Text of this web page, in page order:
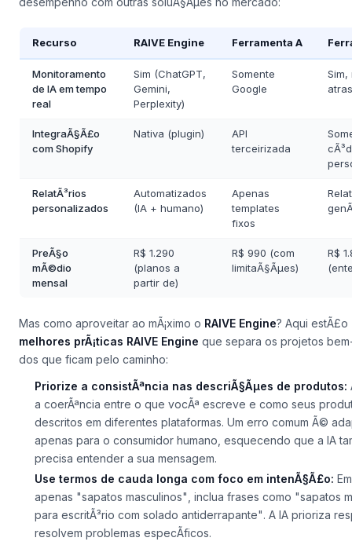
desempenho com outras soluÃ§Ãµes no mercado:
Recurso RAIVE Engine Ferramenta A
Monitoramento
de IA em tempo
real
Sim (ChatGPT,
Gemini,
Perplexity)
com Shopify
personalizados
(IA + humano)
Apenas
templates
fixos
PreÃ§o
mensal
R$ 1.290
partir de)
Mas como aproveitar ao mÃ¡ximo o
melhores prÃ¡ticas RAIVE Engine
que separa os projetos
dos que ficam pelo caminho:
Priorize a consistÃªncia nas descriÃ§Ãµes de produtos:
a coerÃªncia entre o que vocÃª escreve e como seus
descritos em diferentes plataformas. Um erro comum Ã©
apenas para o consumidor humano, esquecendo que a IA
precisa entender a sua mensagem.
Use termos de cauda longa com foco em intenÃ§Ã£o:
apenas"sapatos masculinos", inclua frases como